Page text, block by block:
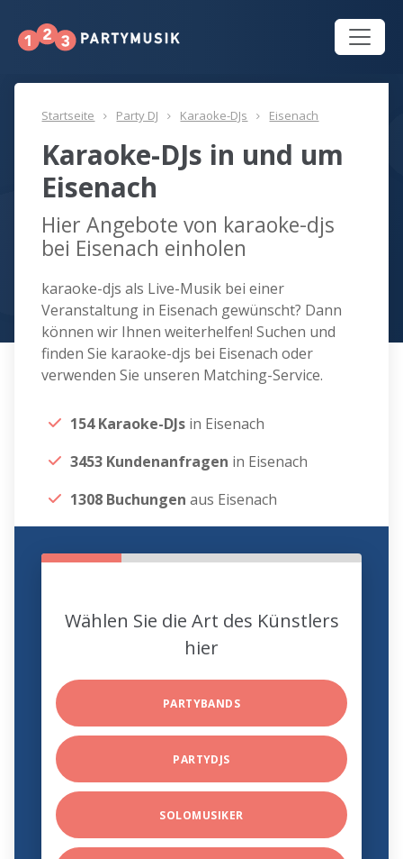
Startseite Party DJ Karaoke-DJs Eisenach
Karaoke-DJs in und um
Eisenach
Hier Angebote von karaoke-djs
bei Eisenach einholen
karaoke-djs als Live-Musik bei einer
Veranstaltung in Eisenach gewünscht? Dann
können wir Ihnen weiterhelfen! Suchen und
finden Sie karaoke-djs bei Eisenach oder
verwenden Sie unseren Matching-Service.
154 Karaoke-DJs in Eisenach
3453 Kundenanfragen in Eisenach
1308 Buchungen aus Eisenach
Wählen Sie die Art des Künstlers
hier
PARTYBANDS
PARTYDJS
SOLOMUSIKER